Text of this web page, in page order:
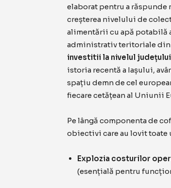
elaborat pentru a
creșterea nivelului de
alimentării cu apă potabilă
administrativ teritoriale
investitii la nivelul județului
istoria recentă a Iașului,
spațiu demn de cel
fiecare cetățean al Uniunii
Pe lângă componenta de
obiectivi care au lovit
Explozia costurilor
(esențială pentru